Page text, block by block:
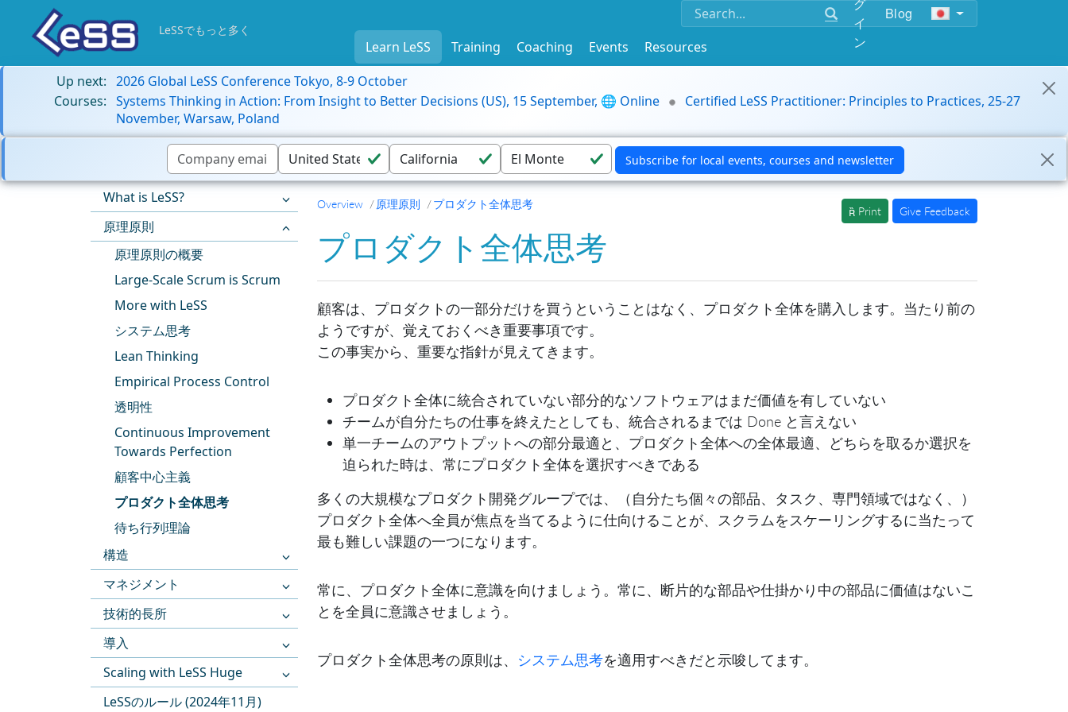
イ
ン
Blog
LeSSでもっと多く
Learn LeSS Training Coaching Events
Resources
Up next: 2026 Global LeSS Conference Tokyo, 8-9 October
Courses: Systems Thinking in Action: From Insight to Better Decisions (US), 15 September, 🌐 Online
Certified LeSS Practitioner: Principles to Practices, 25-27
November, Warsaw, Poland
What is LeSS?
原理原則
原理原則の概要
Large-Scale Scrum is Scrum
More with LeSS
システム思考
Lean Thinking
Empirical Process Control
透明性
Continuous Improvement
Towards Perfection
顧客中心主義
プロダクト全体思考
待ち行列理論
構造
マネジメント
技術的長所
導入
Scaling with LeSS Huge
LeSSのルール (2024年11月)
Overview 原理原則 プロダクト全体思考
Print Give Feedback
プロダクト全体思考
顧客は、プロダクトの一部分だけを買うということはなく、プロダクト全体を購入します。当たり前の
ようですが、覚えておくべき重要事項です。
この事実から、重要な指針が見えてきます。
プロダクト全体に統合されていない部分的なソフトウェアはまだ価値を有していない
チームが自分たちの仕事を終えたとしても、統合されるまでは Done と言えない
単一チームのアウトプットへの部分最適と、プロダクト全体への全体最適、どちらを取るか選択を
迫られた時は、常にプロダクト全体を選択すべきである
多くの大規模なプロダクト開発グループでは、（自分たち個々の部品、タスク、専門領域ではなく、）
プロダクト全体へ全員が焦点を当てるように仕向けることが、スクラムをスケーリングするに当たって
最も難しい課題の一つになります。
常に、プロダクト全体に意識を向けましょう。常に、断片的な部品や仕掛かり中の部品に価値はないこ
とを全員に意識させましょう。
プロダクト全体思考の原則は、 システム思考を適用すべきだと示唆してます。